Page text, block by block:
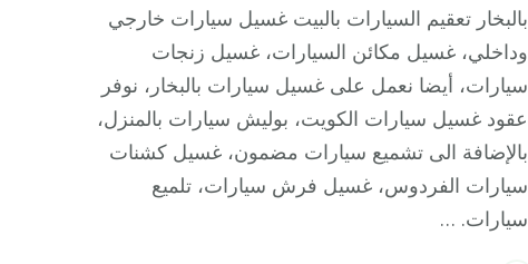
بالبخار تعقيم السيارات بالبيت غسيل سيارات خارجي
وداخلي، غسيل مكائن السيارات، غسيل زنجات
سيارات، أيضا نعمل على غسيل سيارات بالبخار، نوفر
عقود غسيل سيارات الكويت، بوليش سيارات بالمنزل،
بالإضافة الى تشميع سيارات مضمون، غسيل كشنات
سيارات الفردوس، غسيل فرش سيارات، تلميع
سيارات. …